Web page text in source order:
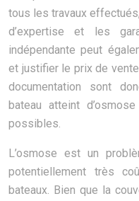
tous les travaux
d’expertise et les
indépendante peut
et justifier le prix de
documentation sont
bateau atteint
possibles.
L’osmose est un
potentiellement très
bateaux. Bien que la